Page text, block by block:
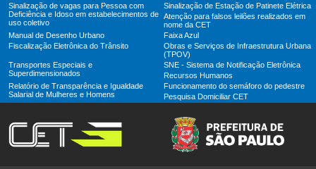
Sinalização de vagas para Pessoa com
Deficiência e Idoso em estabelecimentos de
uso coletivo
Sinalização de Estação de Patinete Elétrica
Atenção para falsos leilões realizados em
nome da CET
Manual de Desenho Urbano
Faixa Azul
Fiscalização Eletrônica do Trânsito
Obras e Serviços de Infraestrutura Urbana
(TPOV)
Transportes Especiais e
Superdimensionados
SNE - Sistema de Notificação Eletrônica
Recursos Humanos
Relatório de Transparência e Igualdade
Salarial de Mulheres e Homens
Funcionamento do semáforo do pedestre
Pesquisa Domiciliar CET